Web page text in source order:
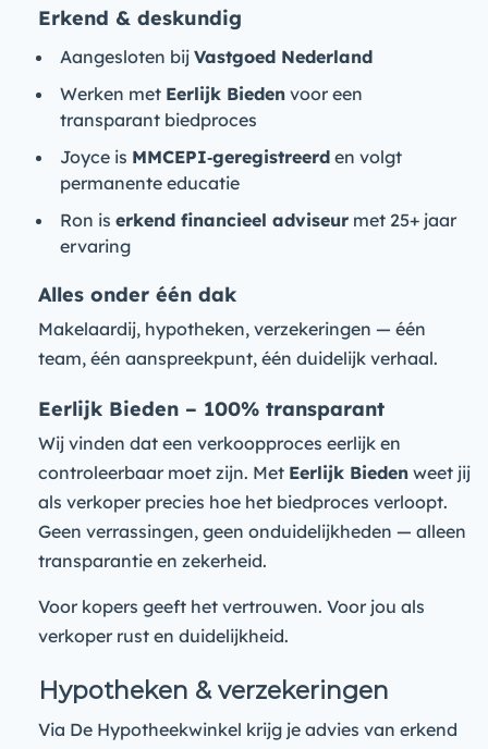
Erkend & deskundig
Aangesloten bij Vastgoed Nederland
Werken met Eerlijk Bieden voor een
transparant biedproces
Joyce is MMCEPI‑geregistreerd en volgt
permanente educatie
Ron is erkend financieel adviseur met 25+ jaar
ervaring
Alles onder één dak
Makelaardij, hypotheken, verzekeringen — één
team, één aanspreekpunt, één duidelijk verhaal.
Eerlijk Bieden – 100% transparant
Wij vinden dat een verkoopproces eerlijk en
controleerbaar moet zijn. Met Eerlijk Bieden weet jij
als verkoper precies hoe het biedproces verloopt.
Geen verrassingen, geen onduidelijkheden — alleen
transparantie en zekerheid.
Voor kopers geeft het vertrouwen. Voor jou als
verkoper rust en duidelijkheid.
Hypotheken & verzekeringen
Via De Hypotheekwinkel krijg je advies van erkend